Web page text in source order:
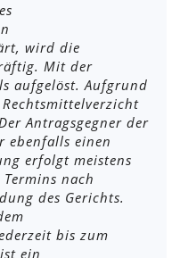
wird die
Mit der
aufgelöst. Aufgrund
Antragsgegner der
ebenfalls einen
erfolgt meistens
nach
des Gerichts.
bis zum
ein